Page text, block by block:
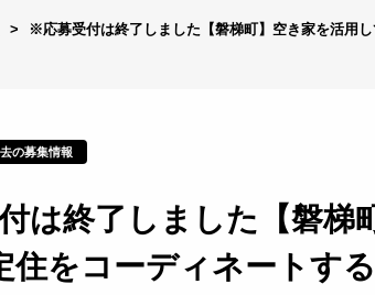
※応募受付は終了しました【磐梯町】空き家を活用
の募集情報
は終了しました【磐梯
住をコーディネートす